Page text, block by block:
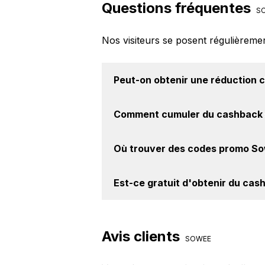
Questions fréquentes
Nos visiteurs se posent
Peut-on obtenir une réduction
site web de Sowee. Ce montant ne
Comment cumuler du cashback
cashback, réalisez votre achat, et
Où trouver des codes promo
BackBackBack, vous les
Est-ce gratuit d'obtenir du
Avis clients SOWEE